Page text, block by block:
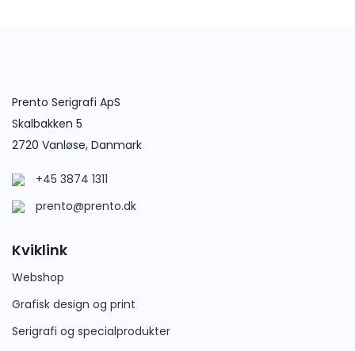
Prento Serigrafi ApS
Skalbakken 5
2720 Vanløse, Danmark
+45 3874 1311
prento@prento.dk
Kviklink
Webshop
Grafisk design og print
Serigrafi og specialprodukter